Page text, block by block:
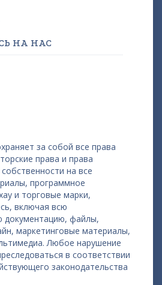
НА НАС
за собой все права
права и права
на все
программное
и торговые марки,
включая всю
документацию, файлы,
маркетинговые материалы,
Любое нарушение
в соответствии
законодательства